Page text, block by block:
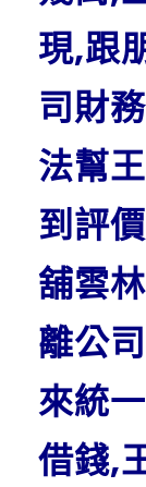
現,跟
司財
法幫
到評
舖雲
離公
來統
借錢,